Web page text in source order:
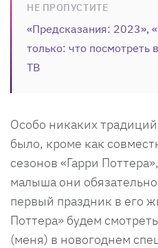
НЕ ПРОПУСТИТЕ
«Предсказания: 2023»,
только: что посмотреть
ТВ
Особо никаких традиций
было, кроме как
сезонов «Гарри
малыша они
первый праздник в его
Поттера» будем
(меня) в новогоднем